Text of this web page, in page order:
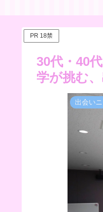
PR 18禁
30代・40
学が挑む
出会い